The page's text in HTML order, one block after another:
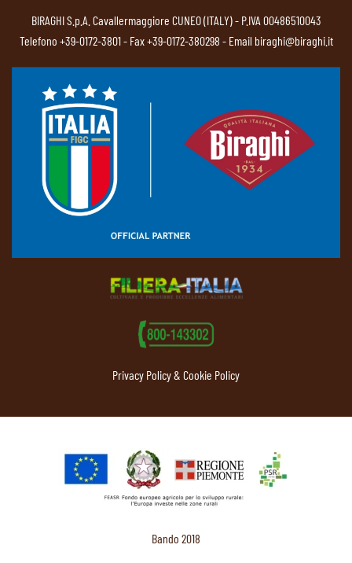
BIRAGHI S.p.A. Cavallermaggiore CUNEO (ITALY) - P.IVA 00486510043
Telefono +39-0172-3801- Fax +39-0172-380298 - Email biraghi@biraghi.it
Privacy Policy & Cookie Policy
Bando 2018